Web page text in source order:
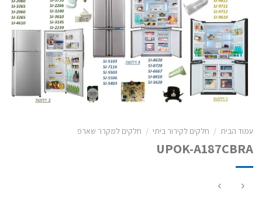
עמוד הבית / חלקים לקירור ביתי / חלקים למקרר שארפ
UPOK-A187CBRA